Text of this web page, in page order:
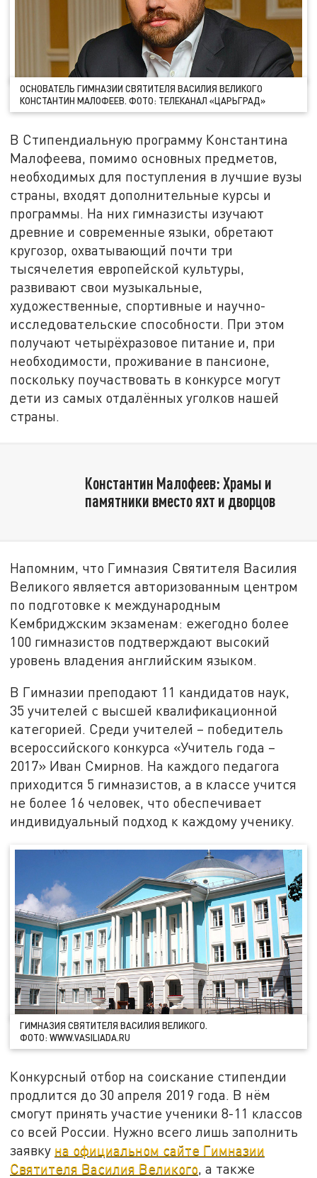
ОСНОВАТЕЛЬ ГИМНАЗИИ СВЯТИТЕЛЯ ВАСИЛИЯ ВЕЛИКОГО
КОНСТАНТИН МАЛОФЕЕВ. ФОТО: ТЕЛЕКАНАЛ «ЦАРЬГРАД»
В Стипендиальную программу Константина
Малофеева, помимо основных предметов,
необходимых для поступления в лучшие вузы
страны, входят дополнительные курсы и
программы. На них гимназисты изучают
древние и современные языки, обретают
кругозор, охватывающий почти три
тысячелетия европейской культуры,
развивают свои музыкальные,
художественные, спортивные и научно-
исследовательские способности. При этом
получают четырёхразовое питание и, при
необходимости, проживание в пансионе,
поскольку поучаствовать в конкурсе могут
дети из самых отдалённых уголков нашей
страны.
Константин Малофеев: Храмы и
памятники вместо яхт и дворцов
Напомним, что Гимназия Святителя Василия
Великого является авторизованным центром
по подготовке к международным
Кембриджским экзаменам: ежегодно более
100 гимназистов подтверждают высокий
уровень владения английским языком.
В Гимназии преподают 11 кандидатов наук,
35 учителей с высшей квалификационной
категорией. Среди учителей – победитель
всероссийского конкурса «Учитель года –
2017» Иван Смирнов. На каждого педагога
приходится 5 гимназистов, а в классе учится
не более 16 человек, что обеспечивает
индивидуальный подход к каждому ученику.
ГИМНАЗИЯ СВЯТИТЕЛЯ ВАСИЛИЯ ВЕЛИКОГО.
ФОТО: WWW.VASILIADA.RU
Конкурсный отбор на соискание стипендии
продлится до 30 апреля 2019 года. В нём
смогут принять участие ученики 8-11 классов
со всей России. Нужно всего лишь заполнить
заявку на официальном сайте Гимназии
Святителя Василия Великого, а также